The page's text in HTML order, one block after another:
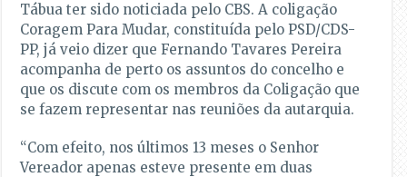
Tábua ter sido noticiada pelo CBS. A coligação
Coragem Para Mudar, constituída pelo PSD/CDS-
PP, já veio dizer que Fernando Tavares Pereira
acompanha de perto os assuntos do concelho e
que os discute com os membros da Coligação que
se fazem representar nas reuniões da autarquia.
“Com efeito, nos últimos 13 meses o Senhor
Vereador apenas esteve presente em duas